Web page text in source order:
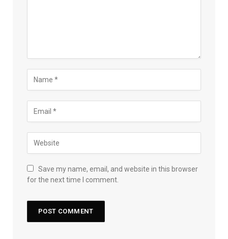
Save my name, email, and website in this browser
for the next time I comment.